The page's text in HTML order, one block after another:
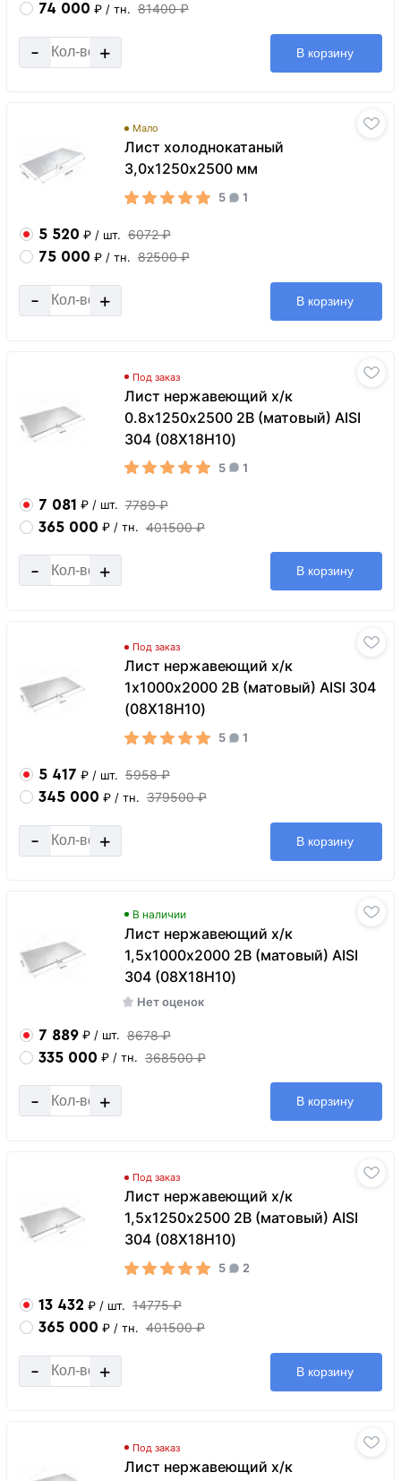
74 000 ₽ / тн. 81400 ₽
- + В корзину
Мало
Лист холоднокатаный
3,0х1250х2500 мм
5 1
5 520 ₽ / шт. 6072 ₽
75 000 ₽ / тн. 82500 ₽
- + В корзину
Под заказ
Лист нержавеющий х/к
0.8х1250х2500 2B (матовый) AISI
304 (08Х18Н10)
5 1
7 081 ₽ / шт. 7789 ₽
365 000 ₽ / тн. 401500 ₽
- + В корзину
Под заказ
Лист нержавеющий х/к
1х1000х2000 2B (матовый) AISI 304
(08Х18Н10)
5 1
5 417 ₽ / шт. 5958 ₽
345 000 ₽ / тн. 379500 ₽
- + В корзину
В наличии
Лист нержавеющий х/к
1,5х1000х2000 2B (матовый) AISI
304 (08Х18Н10)
Нет оценок
7 889 ₽ / шт. 8678 ₽
335 000 ₽ / тн. 368500 ₽
- + В корзину
Под заказ
Лист нержавеющий х/к
1,5х1250х2500 2B (матовый) AISI
304 (08Х18Н10)
5 2
13 432 ₽ / шт. 14775 ₽
365 000 ₽ / тн. 401500 ₽
- + В корзину
Под заказ
Лист нержавеющий х/к